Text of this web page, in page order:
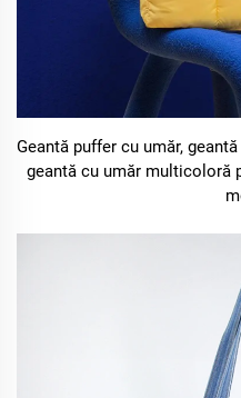
Geantă puffer cu umăr,
geantă cu umăr multicoloră